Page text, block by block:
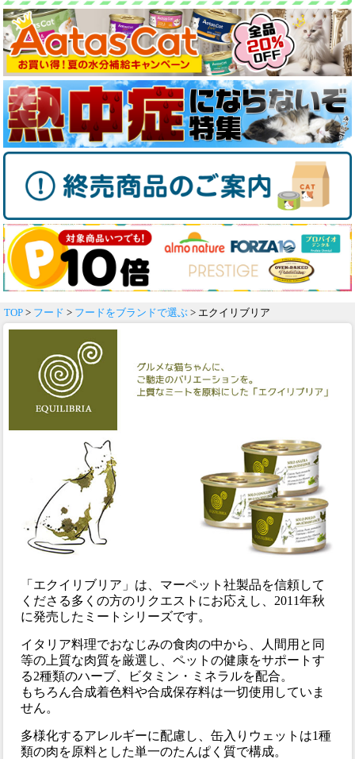
TOP > フード > フードをブランドで選ぶ > エクイリブリア
「エクイリブリア」は、マーペット社製品を信頼して
くださる多くの方のリクエストにお応えし、2011年秋
に発売したミートシリーズです。
イタリア料理でおなじみの食肉の中から、人間用と同
等の上質な肉質を厳選し、ペットの健康をサポートす
る2種類のハーブ、ビタミン・ミネラルを配合。
もちろん合成着色料や合成保存料は一切使用していま
せん。
多様化するアレルギーに配慮し、缶入りウェットは1種
類の肉を原料とした単一のたんぱく質で構成。